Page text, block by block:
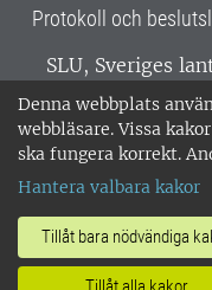
Denna webbplats
webbläsare. Vissa
ska fungera korrekt.
Hantera valbara kakor
Tillåt bara nödvändiga
Protokoll och
SLU, Sveriges
verksamhet
Alnarp, Uppsala
miljöcertifierat
018-67 10 00 •
Om SLU:s
•Hantera kakor